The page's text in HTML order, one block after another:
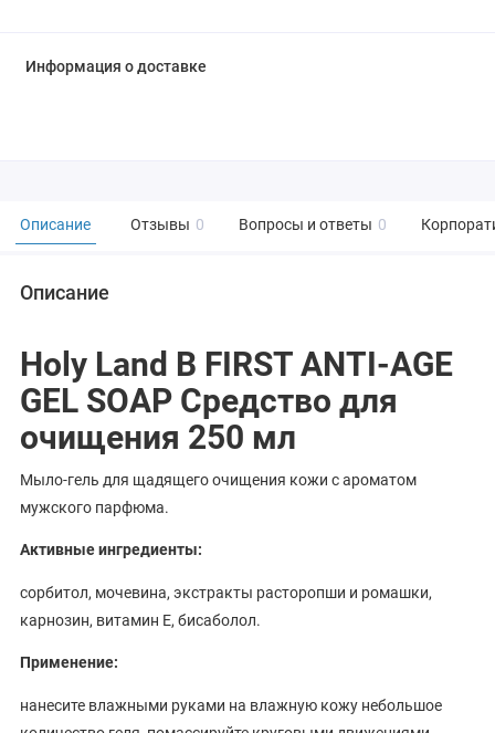
Информация о доставке
Описание Отзывы 0 Вопросы и ответы 0
Описание
Holy Land B FIRST ANTI-AGE
GEL SOAP Средство для
очищения 250 мл
Мыло-гель для щадящего очищения кожи с ароматом
мужского парфюма.
Активные ингредиенты:
сорбитол, мочевина, экстракты расторопши и ромашки,
карнозин, витамин Е, бисаболол.
Применение:
нанесите влажными руками на влажную кожу небольшое